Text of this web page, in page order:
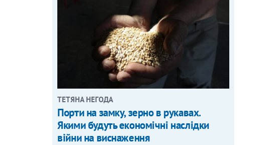
ТЕТЯНА НЕГОДА
Порти на замку, зерно в рукавах.
Якими будуть економічні наслідки
війни на виснаження